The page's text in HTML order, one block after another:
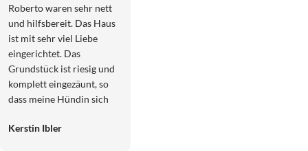
Roberto waren sehr nett
und hilfsbereit. Das Haus
ist mit sehr viel Liebe
eingerichtet. Das
Grundstück ist riesig und
komplett eingezäunt, so
dass meine Hündin sich
haben uns sehr sehr wohl
Kerstin Ibler